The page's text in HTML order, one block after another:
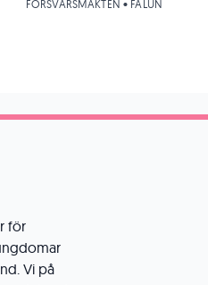
för
Vi på
FÖRSVARSMAKTEN • FALUN